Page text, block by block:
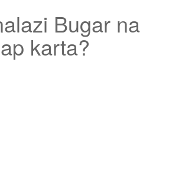
Bugar na
karta?